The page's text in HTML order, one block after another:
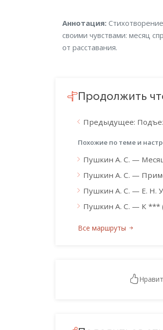
Аннотация
Аннотация:
своими чувствами: месяц
от расставания.
Продолжить
Предыдущее:
Похожие по теме и
Пушкин А. С. —
Пушкин А. С. —
Пушкин А. С. — Е. Н.
Пушкин А. С. — К ***
Все маршруты